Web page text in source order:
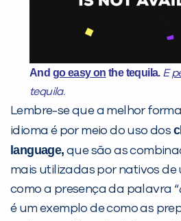
And go easy on the tequila. E
tequila.
Lembre-se que a melhor
idioma é por meio do uso dos
language, que são as
mais utilizadas por nativos de
como a presença da palavra “
é um exemplo de como as
Você é aluno inFlux?
Sim Não